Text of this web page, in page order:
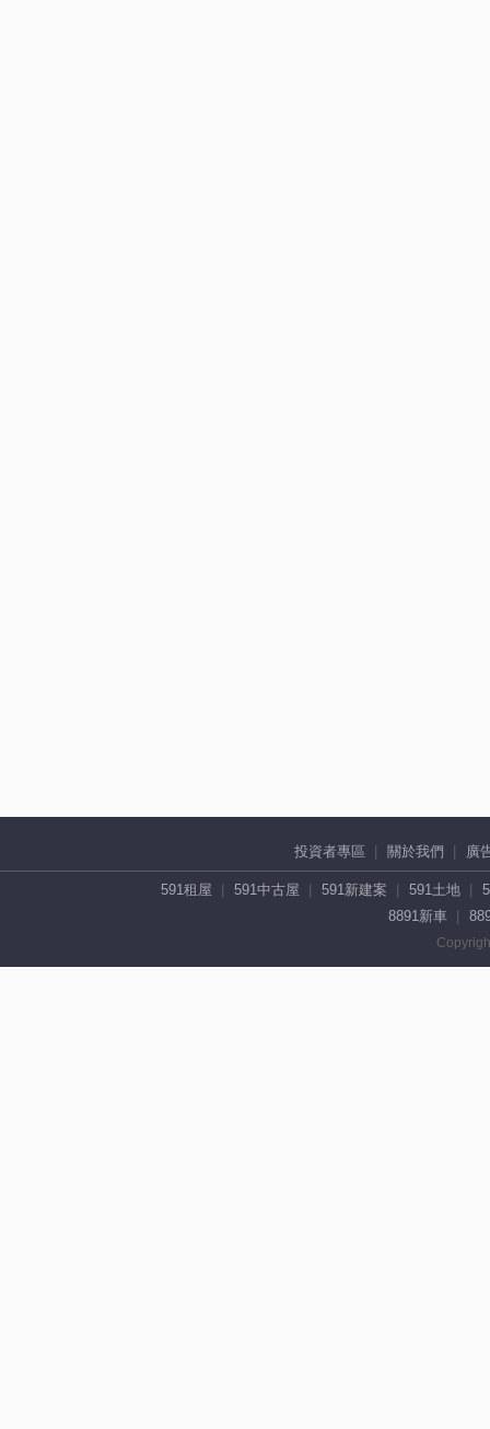
投資者專區 關於我們 廣
591租屋 591中古屋 591新建案 591土地
8891新車